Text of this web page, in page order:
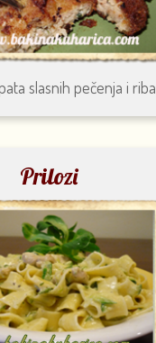
slasnih pečenja i riba
Prilozi